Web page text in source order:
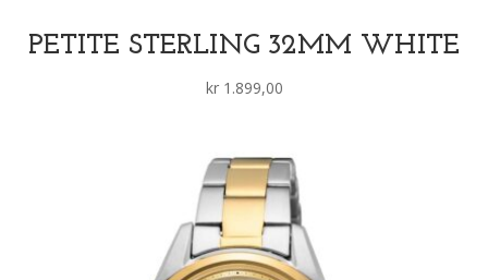
PETITE STERLING 32MM WHITE
kr1.899,00